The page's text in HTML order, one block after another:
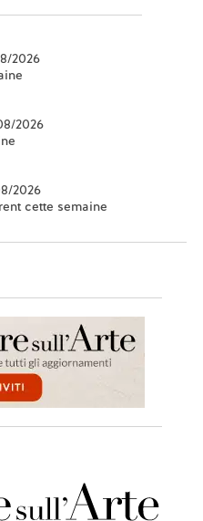
2026
2026
2026
cette semaine